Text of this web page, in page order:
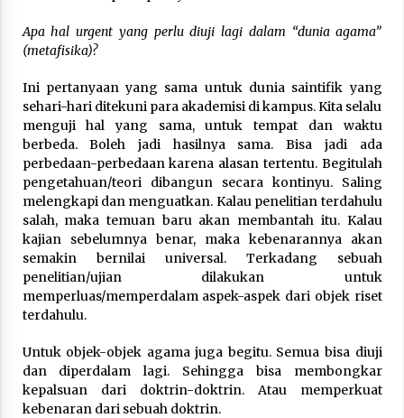
Apa hal urgent yang perlu diuji lagi dalam “dunia agama”
(metafisika)?
Ini pertanyaan yang sama untuk dunia saintifik yang
sehari-hari ditekuni para akademisi di kampus. Kita selalu
menguji hal yang sama, untuk tempat dan waktu
berbeda. Boleh jadi hasilnya sama. Bisa jadi ada
perbedaan-perbedaan karena alasan tertentu. Begitulah
pengetahuan/teori dibangun secara kontinyu. Saling
melengkapi dan menguatkan. Kalau penelitian terdahulu
salah, maka temuan baru akan membantah itu. Kalau
kajian sebelumnya benar, maka kebenarannya akan
semakin bernilai universal. Terkadang sebuah
penelitian/ujian dilakukan untuk
memperluas/memperdalam aspek-aspek dari objek riset
terdahulu.
Untuk objek-objek agama juga begitu. Semua bisa diuji
dan diperdalam lagi. Sehingga bisa membongkar
kepalsuan dari doktrin-doktrin. Atau memperkuat
kebenaran dari sebuah doktrin.